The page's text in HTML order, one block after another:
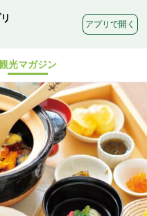
アプリで開く
光マガジン